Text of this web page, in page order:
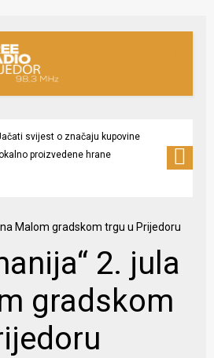
svijest o značaju kupovine
proizvedene hrane
2. jula
gradskom